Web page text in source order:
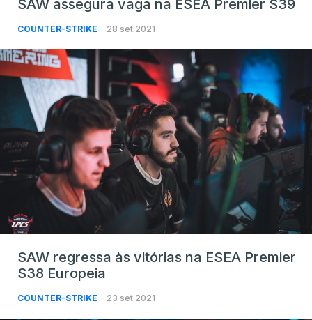
SAW assegura vaga na ESEA Premier S39
COUNTER-STRIKE 28 set 2021
SAW regressa às vitórias na ESEA Premier
S38 Europeia
COUNTER-STRIKE 23 set 2021